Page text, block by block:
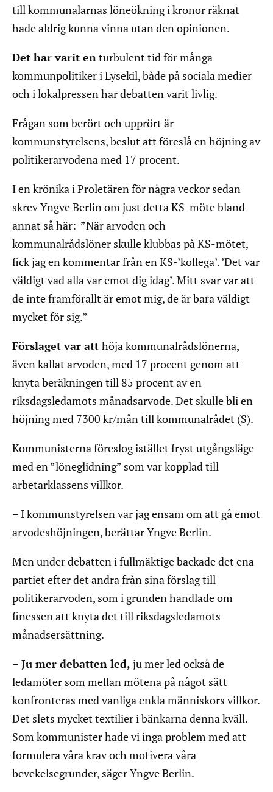
till kommunalarnas löneökning i kronor räknat
hade aldrig kunna vinna utan den opinionen.
Det har varit enturbulent tid för många
kommunpolitiker i Lysekil, både på sociala medier
och i lokalpressen har debatten varit livlig.
Frågan som berört och upprört är
kommunstyrelsens, beslut att föreslå en höjning av
politikerarvodena med 17 procent.
I en krönika i Proletären för några veckor sedan
skrev Yngve Berlin om just detta KS-möte bland
annat så här: ”När arvoden och
kommunalrådslöner skulle klubbas på KS-mötet,
fick jag en kommentar från en KS-’kollega’. ’Det var
väldigt vad alla var emot dig idag’. Mitt svar var att
de inte framförallt är emot mig, de är bara väldigt
mycket för sig.”
Förslaget var att höja kommunalrådslönerna,
även kallat arvoden, med 17 procent genom att
knyta beräkningen till 85 procent av en
riksdagsledamots månadsarvode. Det skulle bli en
höjning med 7300 kr/mån till kommunalrådet (S).
Kommunisterna föreslog istället fryst utgångsläge
med en ”löneglidning” som var kopplad till
arbetarklassens villkor.
– I kommunstyrelsen var jag ensam om att gå emot
arvodeshöjningen, berättar Yngve Berlin.
Men under debatten i fullmäktige backade det ena
partiet efter det andra från sina förslag till
politikerarvoden, som i grunden handlade om
finessen att knyta det till riksdagsledamots
månadsersättning.
– Ju mer debatten led, ju mer led också de
ledamöter som mellan mötena på något sätt
konfronteras med vanliga enkla människors villkor.
Det slets mycket textilier i bänkarna denna kväll.
Som kommunister hade vi inga problem med att
formulera våra krav och motivera våra
bevekelsegrunder, säger Yngve Berlin.